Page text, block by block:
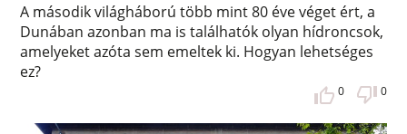
A második világháború több mint 80 éve véget ért, a
Dunában azonban ma is találhatók olyan hídroncsok,
amelyeket azóta sem emeltek ki. Hogyan lehetséges
ez?
0 0